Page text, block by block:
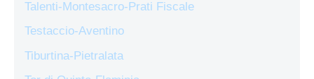
Talenti-Montesacro-Prati Fiscale
Testaccio-Aventino
Tiburtina-Pietralata